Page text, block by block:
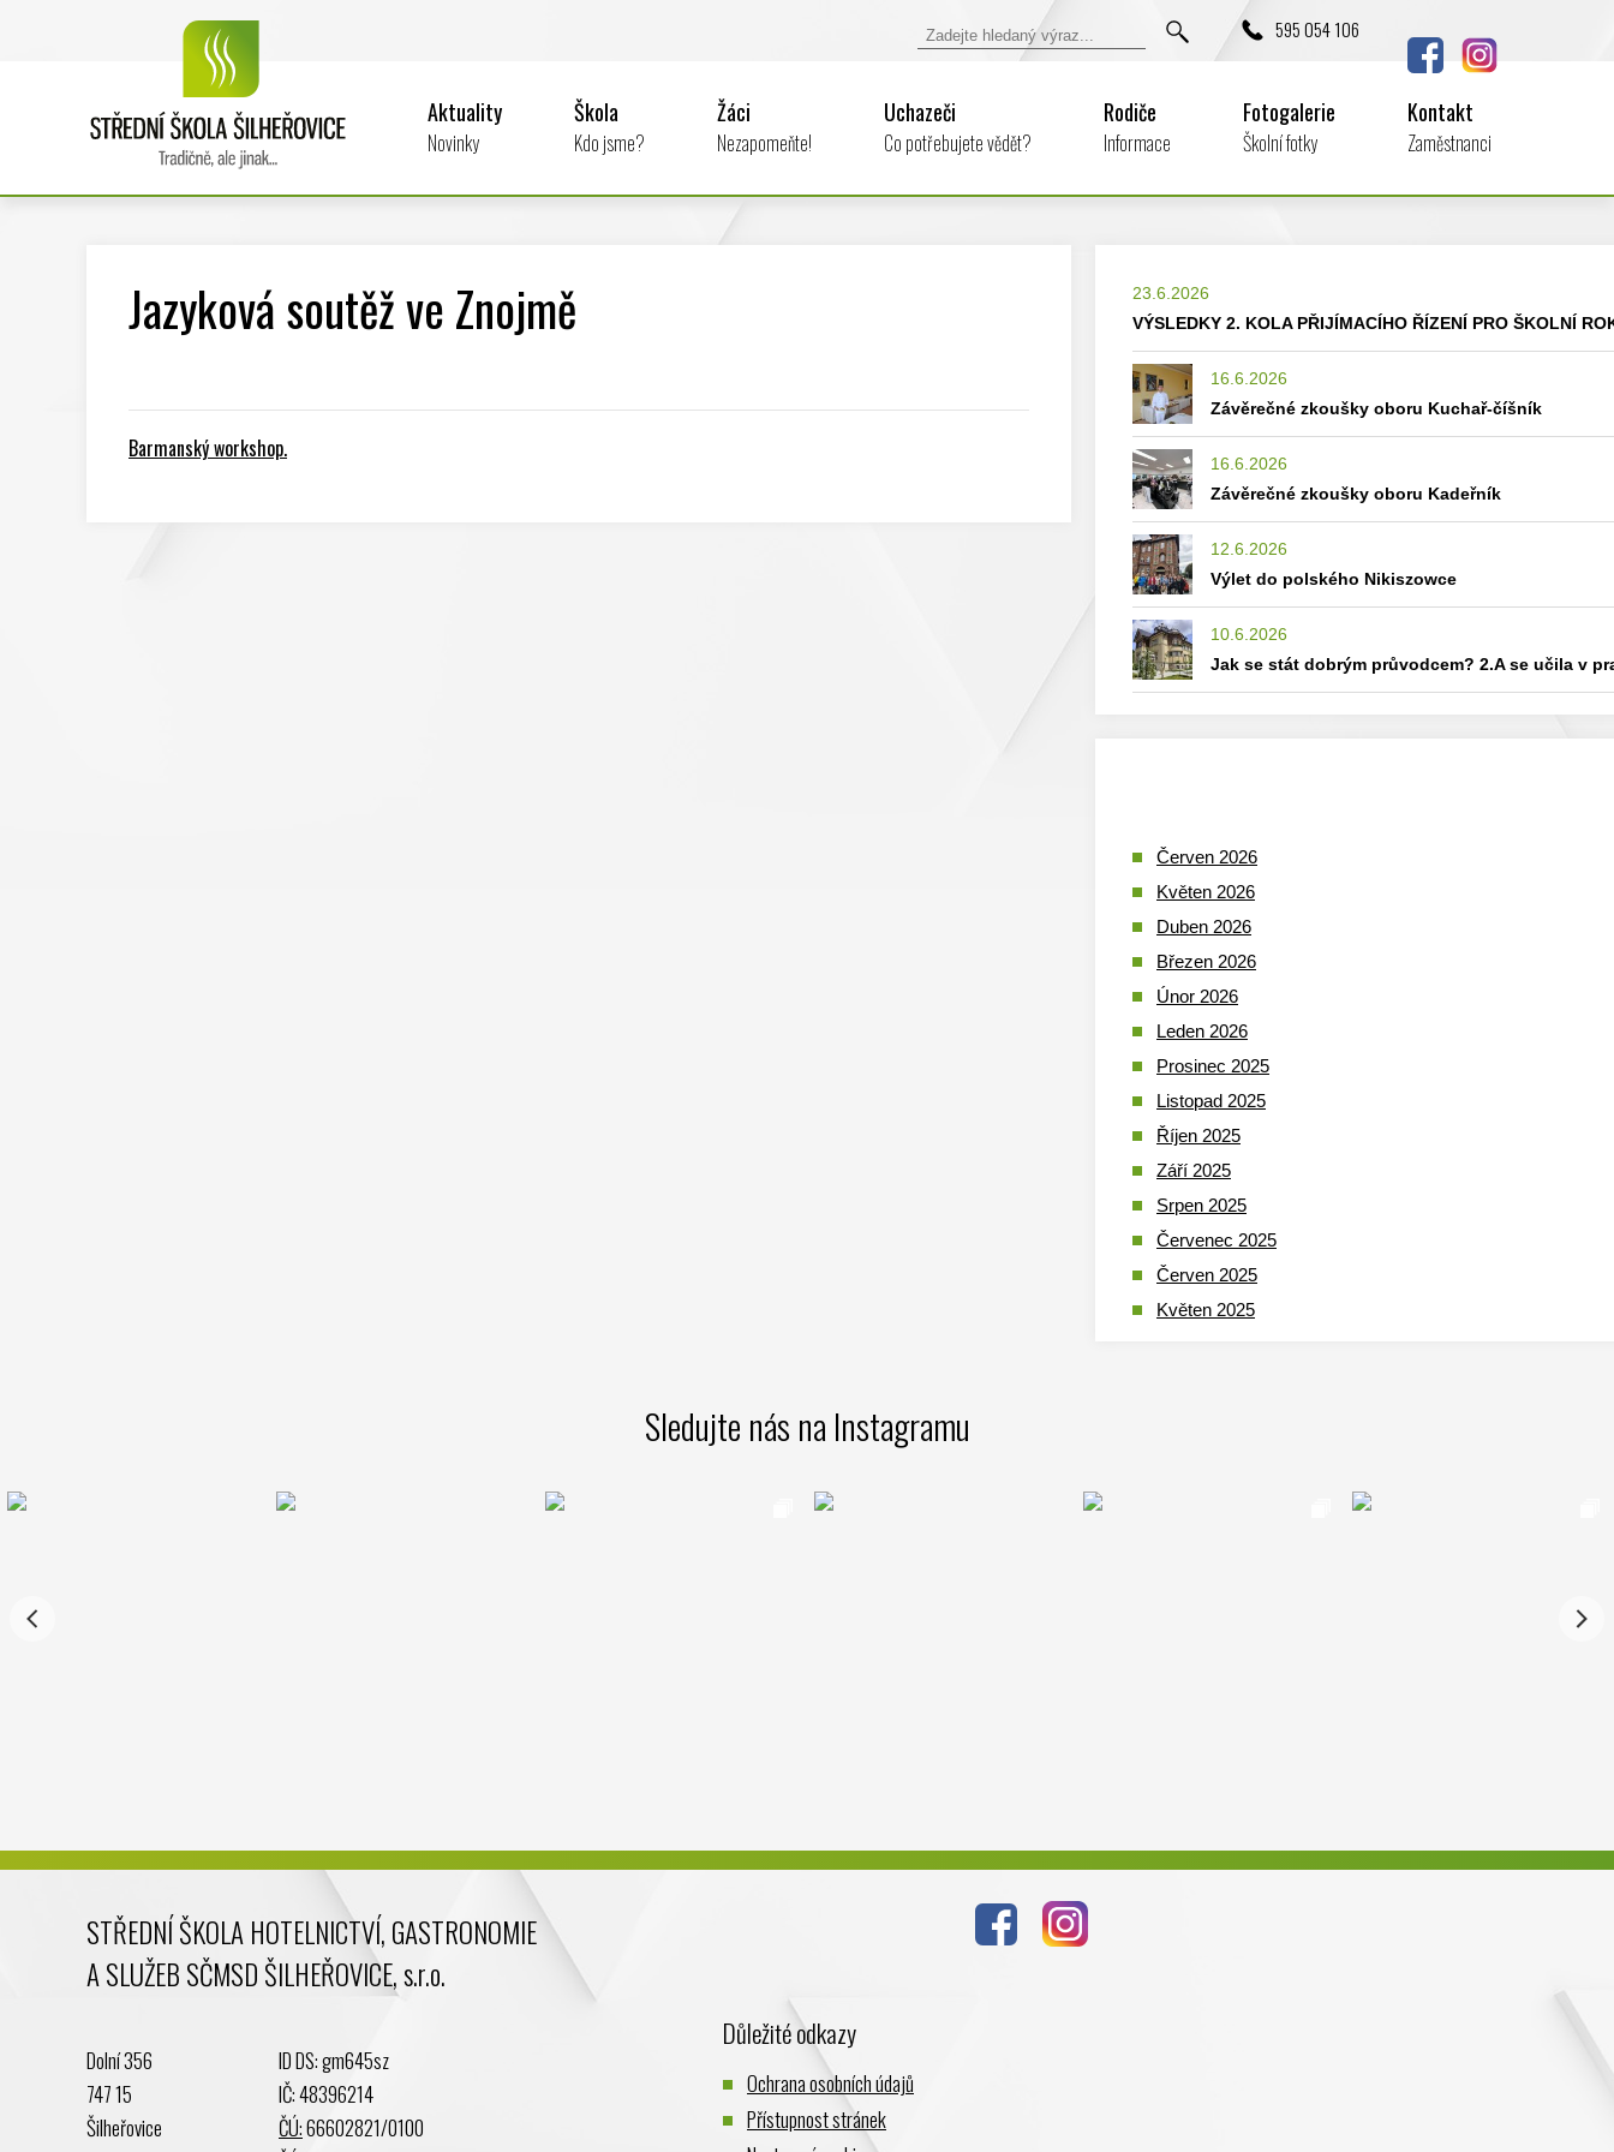
595 054 106
Aktuality
Novinky
Škola
Kdo jsme?
Žáci
Nezapomeňte!
Uchazeči
Co potřebujete vědět?
Rodiče
Informace
Fotogalerie
Školní fotky
Kontakt
Zaměstnanci
Jazyková soutěž ve Znojmě
Barmanský workshop.
23.6.2026
VÝSLEDKY 2. KOLA PŘIJÍMACÍHO ŘÍZENÍ PRO ŠKOLNÍ
16.6.2026
Závěrečné zkoušky oboru Kuchař-číšník
16.6.2026
Závěrečné zkoušky oboru Kadeřník
12.6.2026
Výlet do polského Nikiszowce
10.6.2026
Jak se stát dobrým průvodcem? 2.A se učila v
Červen 2026
Květen 2026
Duben 2026
Březen 2026
Únor 2026
Leden 2026
Prosinec 2025
Listopad 2025
Říjen 2025
Září 2025
Srpen 2025
Červenec 2025
Červen 2025
Květen 2025
Prosinec 2023
Sledujte nás na Instagramu
STŘEDNÍ ŠKOLA HOTELNICTVÍ, GASTRONOMIE
A SLUŽEB SČMSD ŠILHEŘOVICE, s.r.o.
Dolní 356
747 15
Šilheřovice
ID DS: gm645sz
IČ: 48396214
ČÚ:66602821/0100
Důležité odkazy
Ochrana osobních údajů
Přístupnost stránek